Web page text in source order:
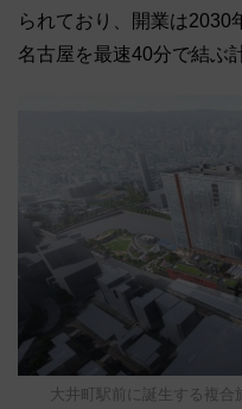
られており、開業は2030
名古屋を最速40分で結ぶ
大井町駅前に誕生する複合